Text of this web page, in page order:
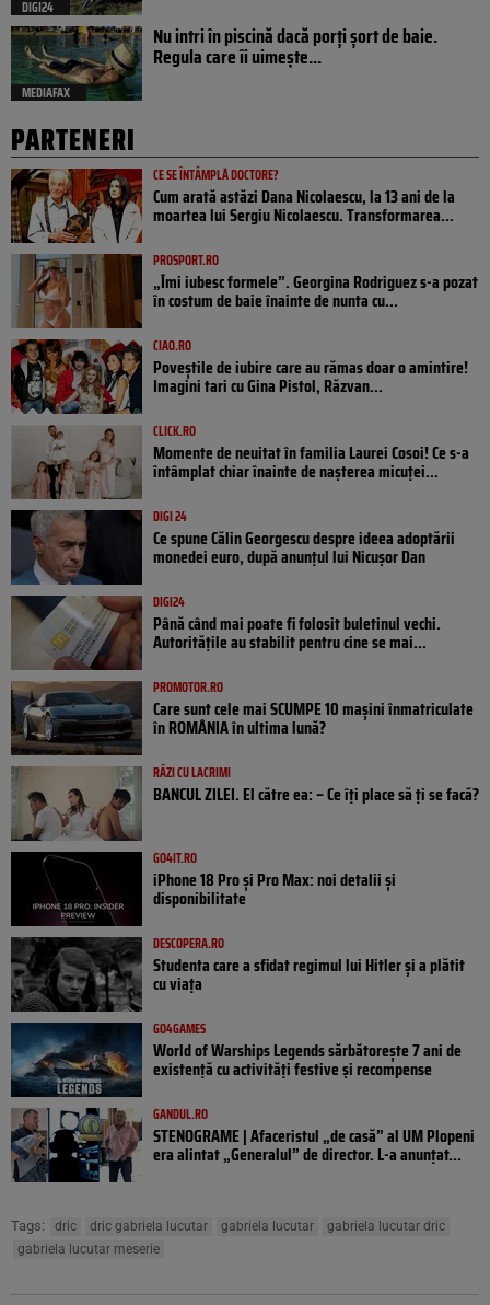
DIGI24
MEDIAFAX
Nu intri în piscină dacă porți șort de baie.
Regula care îi uimește...
PARTENERI
CE SE ÎNTÂMPLĂ DOCTORE?
Cum arată astăzi Dana Nicolaescu, la 13 ani de la
moartea lui Sergiu Nicolaescu. Transformarea...
PROSPORT.RO
„Îmi iubesc formele”. Georgina Rodriguez s-a pozat
în costum de baie înainte de nunta cu...
CIAO.RO
Poveştile de iubire care au rămas doar o amintire!
Imagini tari cu Gina Pistol, Răzvan...
CLICK.RO
Momente de neuitat în familia Laurei Cosoi! Ce s-a
întâmplat chiar înainte de nașterea micuței...
DIGI 24
Ce spune Călin Georgescu despre ideea adoptării
monedei euro, după anunțul lui Nicușor Dan
DIGI24
Până când mai poate fi folosit buletinul vechi.
Autoritățile au stabilit pentru cine se mai...
PROMOTOR.RO
Care sunt cele mai SCUMPE 10 mașini înmatriculate
în ROMÂNIA în ultima lună?
RÂZI CU LACRIMI
BANCUL ZILEI. El către ea: – Ce îți place să ți se facă?
GO4IT.RO
iPhone 18 Pro și Pro Max: noi detalii și
disponibilitate
DESCOPERA.RO
Studenta care a sfidat regimul lui Hitler și a plătit
cu viața
GO4GAMES
World of Warships Legends sărbătorește 7 ani de
existență cu activități festive și recompense
GANDUL.RO
STENOGRAME | Afaceristul „de casă” al UM Plopeni
era alintat „Generalul” de director. L-a anunțat...
Tags: dric dric gabriela lucutar gabriela lucutar
gabriela lucutar dric
gabriela lucutar meserie